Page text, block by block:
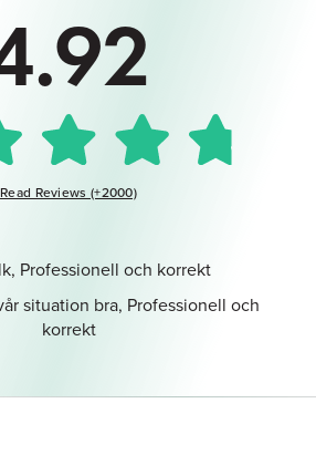
Read Reviews (+2000)
Professionell och korrekt
situation bra, Professionell och
korrekt